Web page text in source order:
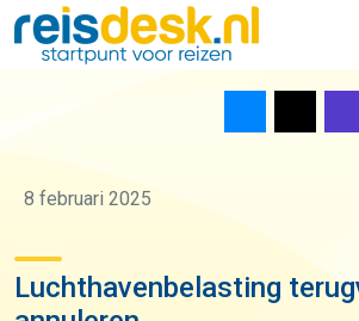
8 februari 2025
Luchthavenbelasting